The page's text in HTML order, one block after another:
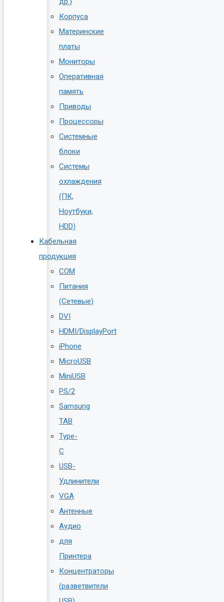
Корпуса
Материнские
платы
Мониторы
Оперативная
память
Приводы
Процессоры
Системные
блоки
Системы
охлаждения
(ПК,
Ноутбуки,
HDD)
Кабельная
продукция
COM
Питания
(Сетевые)
DVI
HDMI/DisplayPort
iPhone
MicroUSB
MiniUSB
PS/2
Samsung
TAB
Type-
C
USB-
Удлинители
VGA
Антенные
Аудио
для
Принтера
Концентраторы
(разветвители